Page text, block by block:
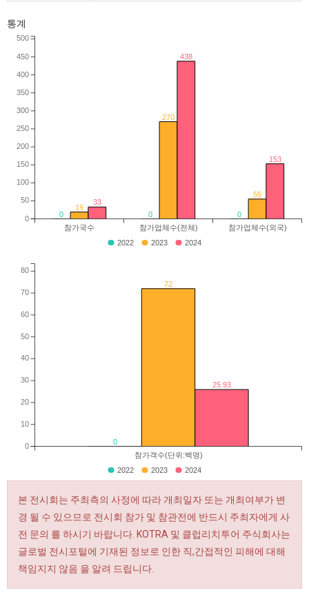
통계
0 0 0
19
270
55
33
438
153
참가국수 참가업체수(전체) 참가업체수(외국)
0
50
100
150
200
250
300
350
400
450
500
2022 2023 2024
0
72
25.93
참가객수(단위:백명)
0
10
20
30
40
50
60
70
80
2022 2023 2024
본 전시회는 주최측의 사정에 따라 개최일자 또는 개최여부가 변
경 될 수 있으므로 전시회 참가 및 참관전에 반드시 주최자에게 사
전 문의 를 하시기 바랍니다. KOTRA 및 클럽리치투어 주식회사는
글로벌 전시포털에 기재된 정보로 인한 직,간접적인 피해에 대해
책임지지 않음 을 알려 드립니다.